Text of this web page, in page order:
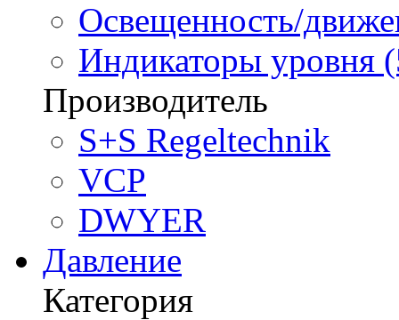
Освещенность/
Индикаторы уровня
Производитель
S+S Regeltechnik
VCP
DWYER
Давление
Категория